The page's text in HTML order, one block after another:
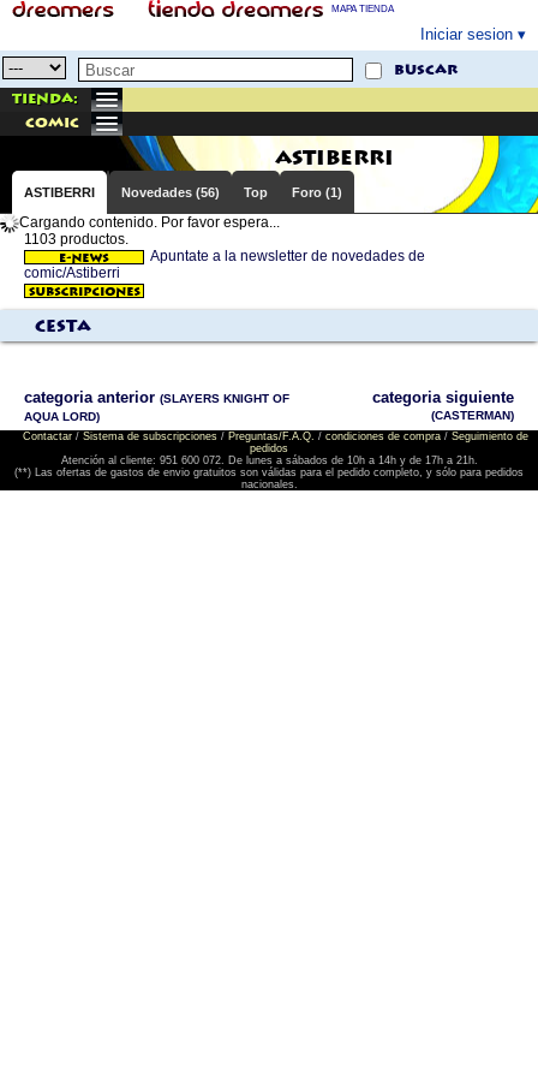
MAPA TIENDA
Iniciar sesion
buscar
Tienda:
comic
ASTIBERRI
ASTIBERRI Novedades (56) Top Foro (1)
Cargando contenido. Por favor espera...
1103 productos.
Apuntate a la newsletter de novedades de
comic/Astiberri
Cesta
categoria anterior (SLAYERS KNIGHT OF
AQUA LORD)
categoria siguiente
(CASTERMAN)
Contactar/ Sistema de subscripciones/ Preguntas/F.A.Q. / condiciones de compra/ Seguimiento de
pedidos
Atención al cliente: 951 600 072. De lunes a sábados de 10h a 14h y de 17h a 21h.
(**) Las ofertas de gastos de envio gratuitos son válidas para el pedido completo, y sólo para pedidos
nacionales.